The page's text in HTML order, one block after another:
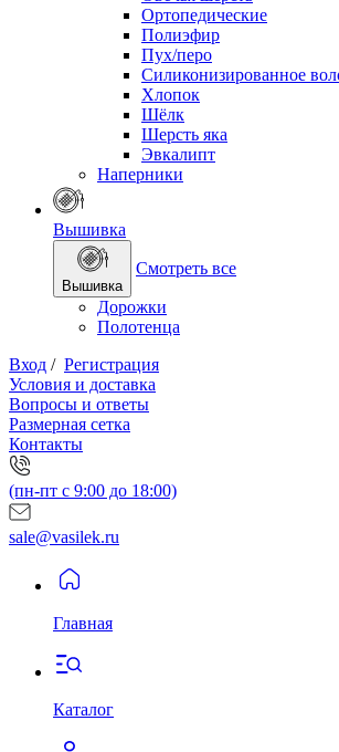
Ортопедические
Полиэфир
Пух/перо
Силиконизированное
Хлопок
Шёлк
Шерсть яка
Эвкалипт
Наперники
Вышивка
Вышивка
Смотреть все
Дорожки
Полотенца
Вход / Регистрация
Условия и доставка
Вопросы и ответы
Размерная сетка
Контакты
(пн-пт с 9:00 до 18:00)
sale@vasilek.ru
Главная
Каталог